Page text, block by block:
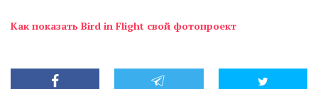
Как показать Bird in Flight свой фотопроект